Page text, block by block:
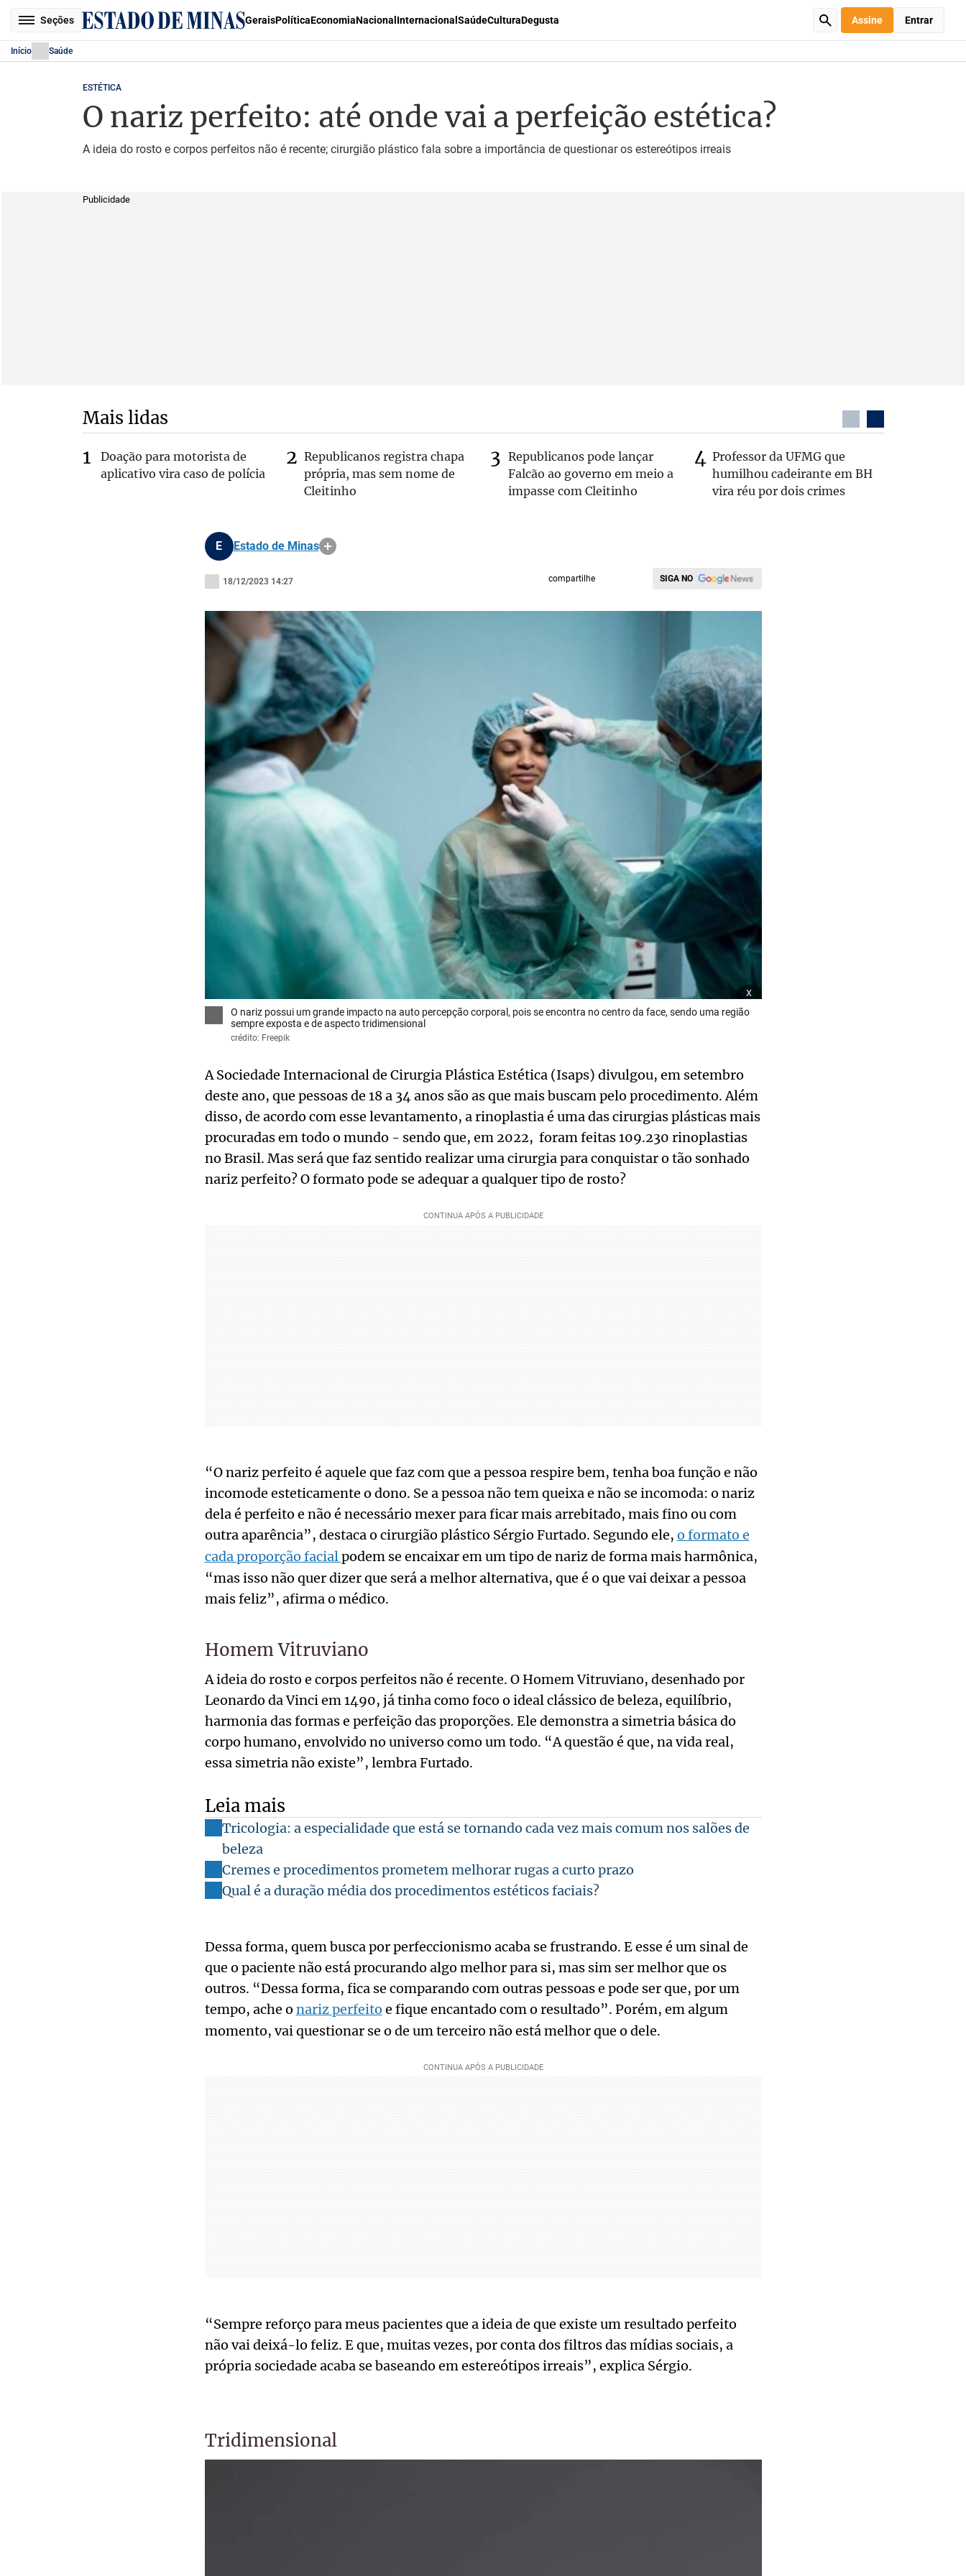
Seções GeraisPolíticaEconomiaNacional Internacional SaúdeCulturaDegusta Assine Entrar
Início Saúde
ESTÉTICA
O nariz perfeito: até onde vai a perfeição estética?
A ideia do rosto e corpos perfeitos não é recente; cirurgião plástico fala sobre a importância de questionar os estereótipos irreais
Publicidade
Mais lidas
Doação para motorista de
aplicativo vira caso de polícia
Republicanos registra chapa
própria, mas sem nome de
Cleitinho
Republicanos pode lançar
Falcão ao governo em meio a
impasse com Cleitinho
Professor da UFMG que
humilhou cadeirante em BH
vira réu por dois crimes
E Estado de Minas
18/12/2023 14:27 compartilhe SIGA NO
x
O nariz possui um grande impacto na auto percepção corporal, pois se encontra no centro da face, sendo uma região
sempre exposta e de aspecto tridimensional
crédito: Freepik
A Sociedade Internacional de Cirurgia Plástica Estética (Isaps) divulgou, em setembro
deste ano, que pessoas de 18 a 34 anos são as que mais buscam pelo procedimento. Além
disso, de acordo com esse levantamento, a rinoplastia é uma das cirurgias plásticas mais
procuradas em todo o mundo - sendo que, em 2022, foram feitas 109.230 rinoplastias
no Brasil. Mas será que faz sentido realizar uma cirurgia para conquistar o tão sonhado
nariz perfeito? O formato pode se adequar a qualquer tipo de rosto?
“O nariz perfeito é aquele que faz com que a pessoa respire bem, tenha boa função e não
incomode esteticamente o dono. Se a pessoa não tem queixa e não se incomoda: o nariz
dela é perfeito e não é necessário mexer para ficar mais arrebitado, mais fino ou com
outra aparência”, destaca o cirurgião plástico Sérgio Furtado. Segundo ele, o formato e
cada proporção facialpodem se encaixar em um tipo de nariz de forma mais harmônica,
“mas isso não quer dizer que será a melhor alternativa, que é o que vai deixar a pessoa
mais feliz”, afirma o médico.
Homem Vitruviano
A ideia do rosto e corpos perfeitos não é recente. O Homem Vitruviano, desenhado por
Leonardo da Vinci em 1490, já tinha como foco o ideal clássico de beleza, equilíbrio,
harmonia das formas e perfeição das proporções. Ele demonstra a simetria básica do
corpo humano, envolvido no universo como um todo. “A questão é que, na vida real,
essa simetria não existe”, lembra Furtado.
Leia mais
Tricologia: a especialidade que está se tornando cada vez mais comum nos salões de
beleza
Cremes e procedimentos prometem melhorar rugas a curto prazo
Qual é a duração média dos procedimentos estéticos faciais?
Dessa forma, quem busca por perfeccionismo acaba se frustrando. E esse é um sinal de
que o paciente não está procurando algo melhor para si, mas sim ser melhor que os
outros. “Dessa forma, fica se comparando com outras pessoas e pode ser que, por um
tempo, ache o nariz perfeito e fique encantado com o resultado”. Porém, em algum
momento, vai questionar se o de um terceiro não está melhor que o dele.
“Sempre reforço para meus pacientes que a ideia de que existe um resultado perfeito
não vai deixá-lo feliz. E que, muitas vezes, por conta dos filtros das mídias sociais, a
própria sociedade acaba se baseando em estereótipos irreais”, explica Sérgio.
Tridimensional